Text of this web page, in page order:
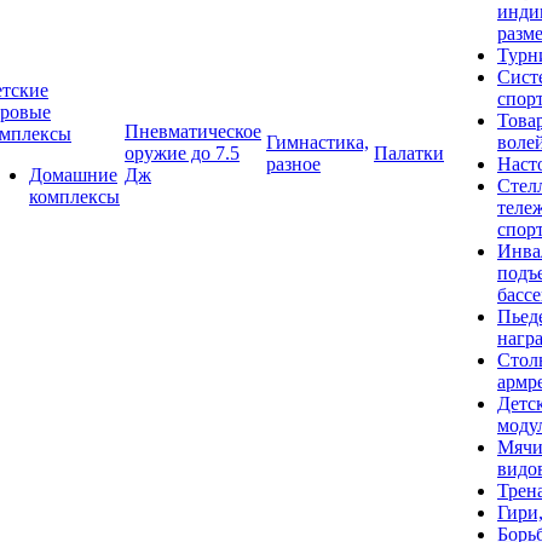
Домашние
комплексы
Пневматическое
оружие до 7.5
Дж
Гимнастика,
разное
Палатки